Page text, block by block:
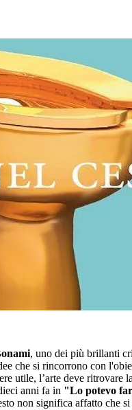
, uno dei più brillanti
che si rincorrono con
utile, l’arte deve
anni fa in "Lo potevo
non significa affatto che